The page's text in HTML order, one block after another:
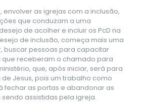
as igrejas com a inclusão,
que conduzam a uma
de acolher e incluir os PcD na
de inclusão, começa mais uma
buscar pessoas para capacitar
receberam o chamado para
que, após iniciar, será para
Jesus, pois um trabalho como
fechar as portas e abandonar as
assistidas pela igreja.